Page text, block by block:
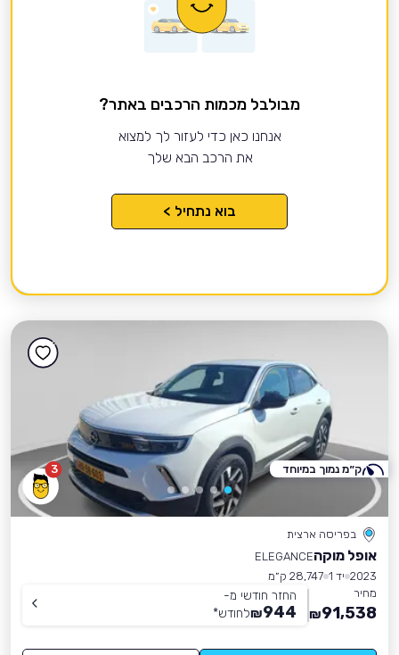
מבולבל מכמות הרכבים באתר?
אנחנו כאן כדי לעזור לך למצוא
את הרכב הבא שלך
בוא נתחיל >
3
בפריסה ארצית
אופל מוקהELEGANCE
2023 יד 1
28,747 ק״מ
מחיר
91,538
₪
החזר חודשי מ-
944
₪לחודש*
ק״מ נמוך במיוחד